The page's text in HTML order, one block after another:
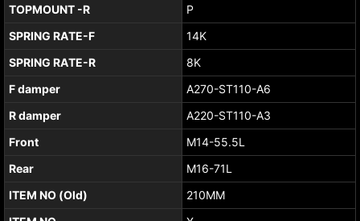
TOPMOUNT -R
P
SPRING RATE-F
14K
SPRING RATE-R
8K
F damper
A270-ST110-A6
R damper
A220-ST110-A3
Front
M14-55.5L
Rear
M16-71L
ITEM NO (Old)
210MM